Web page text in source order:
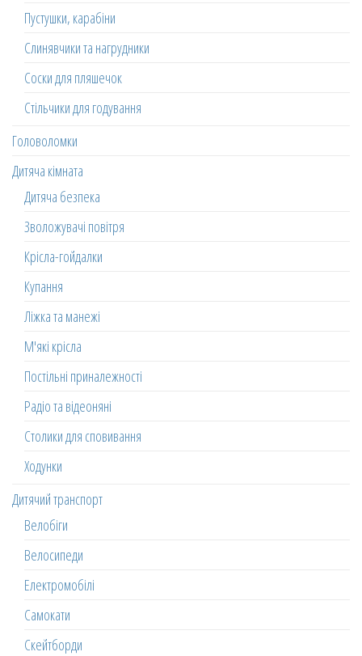
Пустушки, карабіни
Слинявчики та нагрудники
Соски для пляшечок
Стільчики для годування
Головоломки
Дитяча кімната
Дитяча безпека
Зволожувачі повітря
Крісла-гойдалки
Купання
Ліжка та манежі
М'які крісла
Постільні приналежності
Радіо та відеоняні
Столики для сповивання
Ходунки
Дитячий транспорт
Велобіги
Велосипеди
Електромобілі
Самокати
Скейтборди